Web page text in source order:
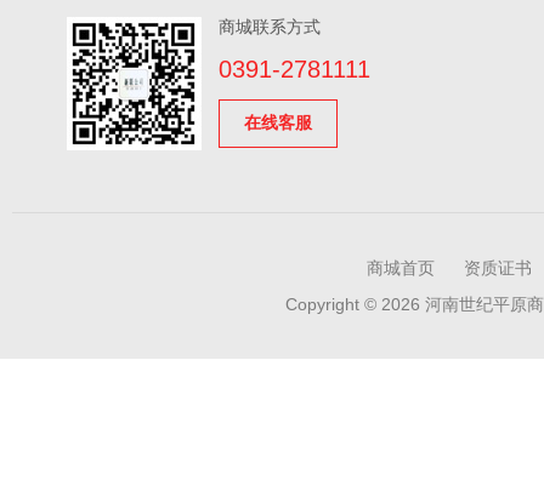
商城联系方式
0391-2781111
在线客服
商城首页
资质证书
Copyright © 2026 河南世纪平